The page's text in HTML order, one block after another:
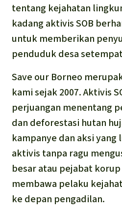
tentang kejahatan
kadang aktivis SOB
untuk memberikan
penduduk desa
Save our Borneo
kami sejak 2007. Aktivis
perjuangan menentang
dan deforestasi hutan
kampanye dan aksi yang
aktivis tanpa ragu
besar atau pejabat
membawa pelaku
ke depan pengadilan.